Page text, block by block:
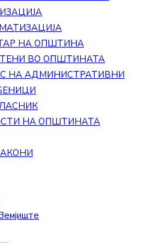
НА ОПШТИНА
ВО ОПШТИНАТА
НА АДМИНИСТРАТИВНИ
НА ОПШТИНАТА